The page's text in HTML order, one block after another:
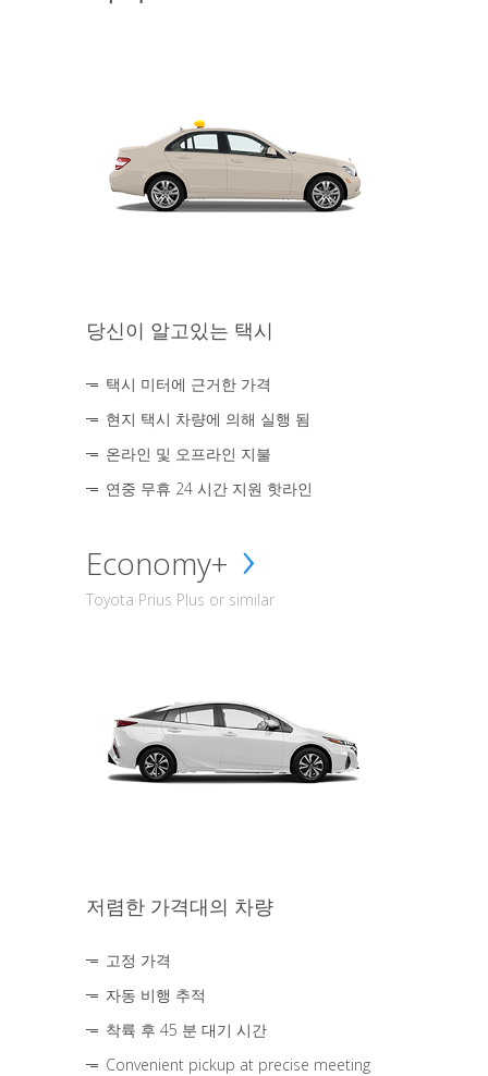
당신이 알고있는 택시
택시 미터에 근거한 가격
현지 택시 차량에 의해 실행 됨
온라인 및 오프라인 지불
연중 무휴 24 시간 지원 핫라인
Economy+
Toyota Prius Plus or similar
저렴한 가격대의 차량
고정 가격
자동 비행 추적
착륙 후 45 분 대기 시간
Convenient pickup at precise meeting